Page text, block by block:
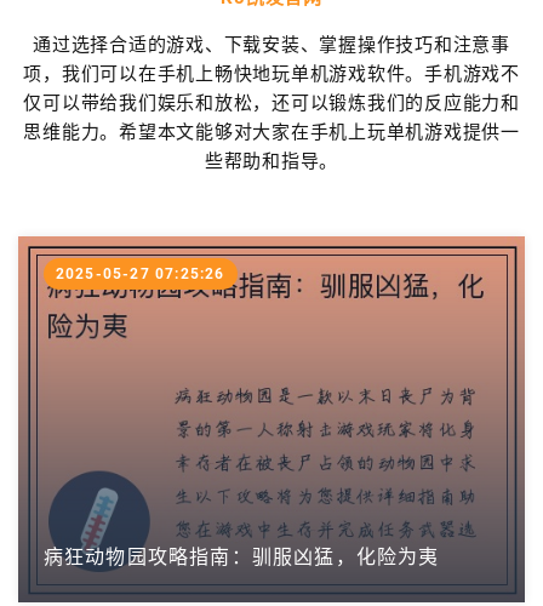
通过选择合适的游戏、下载安装、掌握操作技巧和注意事
项，我们可以在手机上畅快地玩单机游戏软件。手机游戏不
仅可以带给我们娱乐和放松，还可以锻炼我们的反应能力和
思维能力。希望本文能够对大家在手机上玩单机游戏提供一
些帮助和指导。
病狂动物园攻略指南：驯服凶猛，化险为夷
2025-05-27 07:25:26